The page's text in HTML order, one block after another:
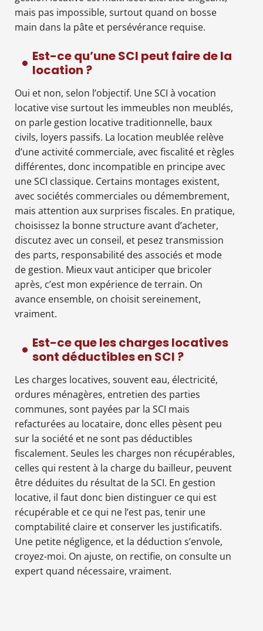
mais pas impossible, surtout quand on bosse
main dans la pâte et persévérance requise.
Est-ce qu’une SCI peut faire de la
location ?
Oui et non, selon l’objectif. Une SCI à vocation
locative vise surtout les immeubles non meublés,
on parle gestion locative traditionnelle, baux
civils, loyers passifs. La location meublée relève
d’une activité commerciale, avec fiscalité et règles
différentes, donc incompatible en principe avec
une SCI classique. Certains montages existent,
avec sociétés commerciales ou démembrement,
mais attention aux surprises fiscales. En pratique,
choisissez la bonne structure avant d’acheter,
discutez avec un conseil, et pesez transmission
des parts, responsabilité des associés et mode
de gestion. Mieux vaut anticiper que bricoler
après, c’est mon expérience de terrain. On
avance ensemble, on choisit sereinement,
vraiment.
Est-ce que les charges locatives
sont déductibles en SCI ?
Les charges locatives, souvent eau, électricité,
ordures ménagères, entretien des parties
communes, sont payées par la SCI mais
refacturées au locataire, donc elles pèsent peu
sur la société et ne sont pas déductibles
fiscalement. Seules les charges non récupérables,
celles qui restent à la charge du bailleur, peuvent
être déduites du résultat de la SCI. En gestion
locative, il faut donc bien distinguer ce qui est
récupérable et ce qui ne l’est pas, tenir une
comptabilité claire et conserver les justificatifs.
Une petite négligence, et la déduction s’envole,
croyez-moi. On ajuste, on rectifie, on consulte un
expert quand nécessaire, vraiment.